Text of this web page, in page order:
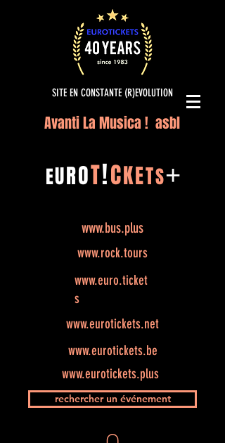
SITE EN CONSTANTE (R)EVOLUTION
Avanti La Musica ! asbl
EUROT!CKETS+
www.bus.plus
www.rock.tours
www.euro.ticket
s
www.eurotickets.net
www.eurotickets.be
www.eurotickets.plus
rechercher un événement